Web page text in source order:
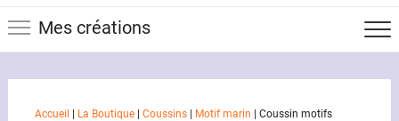
Mes créations
Accueil La Boutique| Coussins| Motif marin
Coussin motifs